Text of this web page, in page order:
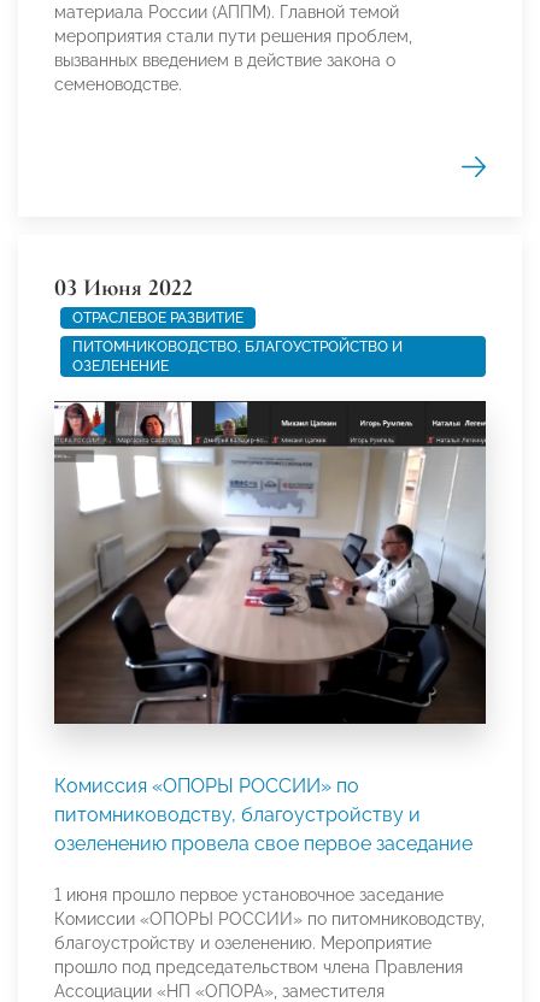
материала России (АППМ). Главной темой
мероприятия стали пути решения проблем,
вызванных введением в действие закона о
семеноводстве.
03 Июня 2022
ОТРАСЛЕВОЕ РАЗВИТИЕ
ПИТОМНИКОВОДСТВО, БЛАГОУСТРОЙСТВО И
ОЗЕЛЕНЕНИЕ
Комиссия «ОПОРЫ РОССИИ» по
питомниководству, благоустройству и
озеленению провела свое первое заседание
1 июня прошло первое установочное заседание
Комиссии «ОПОРЫ РОССИИ» по питомниководству,
благоустройству и озеленению. Мероприятие
прошло под председательством члена Правления
Ассоциации «НП «ОПОРА», заместителя